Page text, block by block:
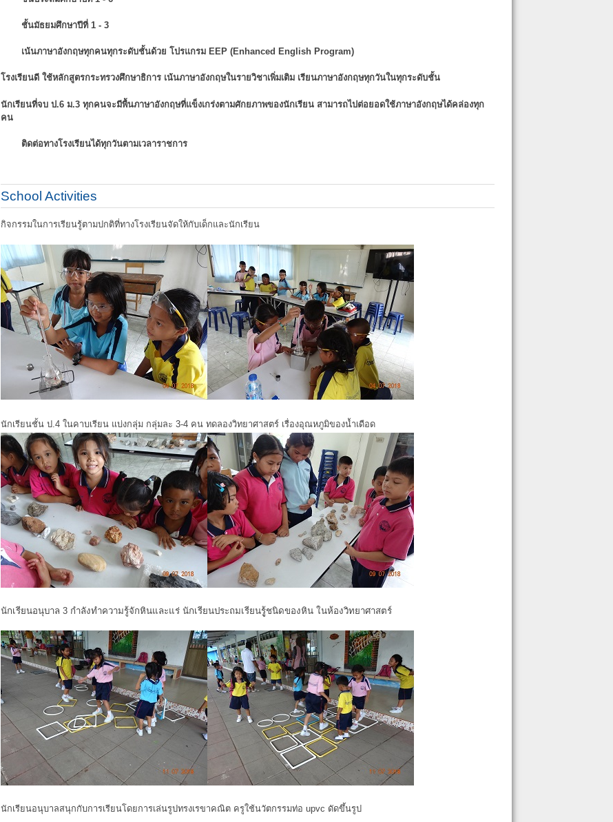
ชั้นมัธยมศึกษาปีที่ 1 - 3
เน้นภาษาอังกฤษทุกคนทุกระดับชั้นด้วย โปรแกรม EEP (Enhanced English Program)
โรงเรียนดี ใช้หลักสูตรกระทรวงศึกษาธิการ เน้นภาษาอังกฤษในรายวิชาเพิ่มเติม เรียนภาษาอังกฤษทุกวันในทุกระดับชั้น
นักเรียนที่จบ ป.6 ม.3 ทุกคนจะมีพื้นภาษาอังกฤษที่แข็งเกร่งตามศักยภาพของนักเรียน สามารถไปต่อยอดใช้ภาษาอังกฤษได้คล่องทุก
คน
ติดต่อทางโรงเรียนได้ทุกวันตามเวลาราชการ
School Activities
กิจกรรมในการเรียนรู้ตามปกติที่ทางโรงเรียนจัดให้กับเด็กและนักเรียน
นักเรียนชั้น ป.4 ในคาบเรียน แบ่งกลุ่ม กลุ่มละ 3-4 คน ทดลองวิทยาศาสตร์ เรื่องอุณหภูมิของน้ำเดือด
นักเรียนอนุบาล 3 กำลังทำความรู้จักหินและแร่ นักเรียนประถมเรียนรูู้ชนิดของหิน ในห้องวิทยาศาสตร์
นักเรียนอนุบาลสนุกกับการเรียนโดยการเล่นรูปทรงเรขาคณิต ครูใช้นวัตกรรมท่อ upvc ดัดขึ้นรูป